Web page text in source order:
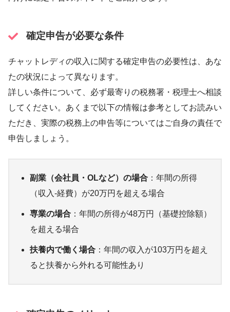
確定申告が必要な条件
チャットレディの収入に関する確定申告の必要性は、あな
たの状況によって異なります。
詳しい条件について、必ず最寄りの税務署・税理士へ相談
してください。あくまで以下の情報は参考としてお読みい
ただき、実際の税務上の申告等についてはご自身の責任で
申告しましょう。
副業（会社員・OLなど）の場合 ：年間の所得
（収入-経費）が20万円を超える場合
専業の場合 ：年間の所得が48万円（基礎控除額）
を超える場合
扶養内で働く場合 ：年間の収入が103万円を超え
ると扶養から外れる可能性あり